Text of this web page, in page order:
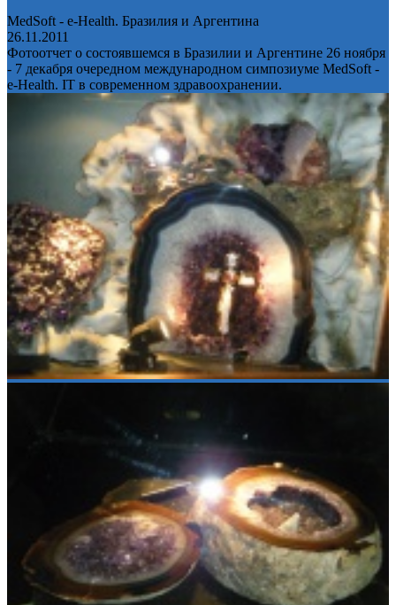
MedSoft - e-Health. Бразилия и Аргентина
26.11.2011
Фотоотчет о состоявшемся в Бразилии и Аргентине 26 ноября
- 7 декабря очередном международном симпозиуме MedSoft -
e-Health. IT в современном здравоохранении.